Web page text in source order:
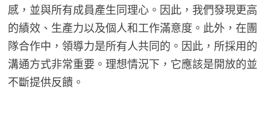
感，並與所有成員產生同理心。因此，我們發現更高
的績效、生產力以及個人和工作滿意度。此外，在團
隊合作中，領導力是所有人共同的。因此，所採用的
溝通方式非常重要。理想情況下，它應該是開放的並
不斷提供反饋。